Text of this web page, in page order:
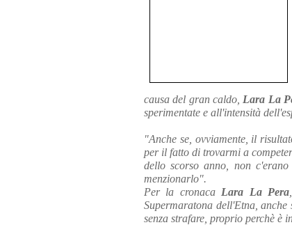
causa del gran caldo, Lara La
sperimentate e all'intensità
"Anche se, ovviamente, il
per il fatto di trovarmi a
dello scorso anno, non
menzionarlo".
Per la cronaca Lara La Pera
Supermaratona dell'Etna,
senza strafare, proprio perchè è